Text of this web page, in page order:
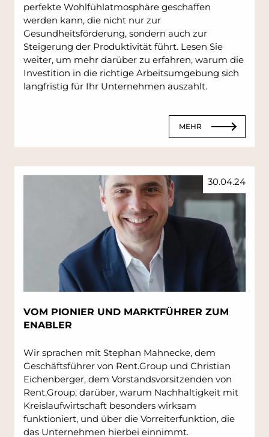
perfekte Wohlfühlatmosphäre geschaffen
werden kann, die nicht nur zur
Gesundheitsförderung, sondern auch zur
Steigerung der Produktivität führt. Lesen Sie
weiter, um mehr darüber zu erfahren, warum die
Investition in die richtige Arbeitsumgebung sich
langfristig für Ihr Unternehmen auszahlt.
MEHR
30.04.24
VOM PIONIER UND MARKTFÜHRER ZUM
ENABLER
Wir sprachen mit Stephan Mahnecke, dem
Geschäftsführer von Rent.Group und Christian
Eichenberger, dem Vorstandsvorsitzenden von
Rent.Group, darüber, warum Nachhaltigkeit mit
Kreislaufwirtschaft besonders wirksam
funktioniert, und über die Vorreiterfunktion, die
das Unternehmen hierbei einnimmt.